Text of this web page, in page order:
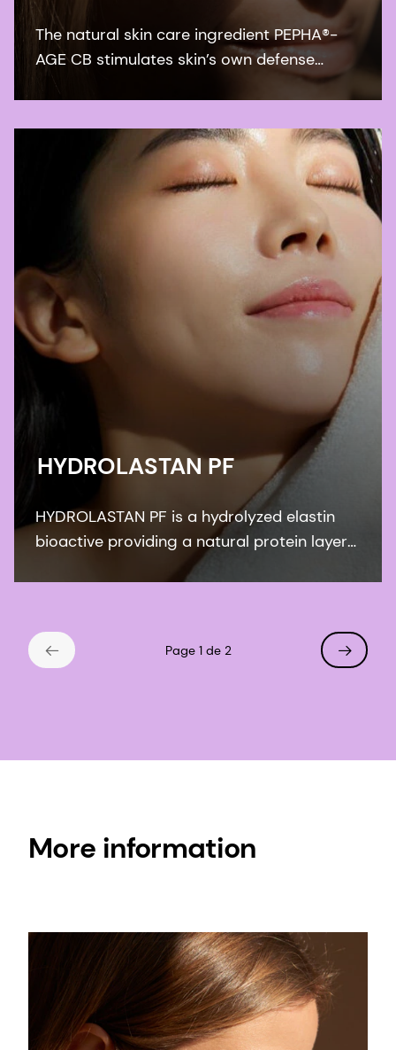
The natural skin care ingredient PEPHA®-
AGE CB stimulates skin’s own defense
against the negative impact of blue light
collagen synthesis.
HYDROLASTAN PF
HYDROLASTAN PF is a hydrolyzed elastin
bioactive providing a natural protein layer
of protection against environmental
Page 1 de 2
More information